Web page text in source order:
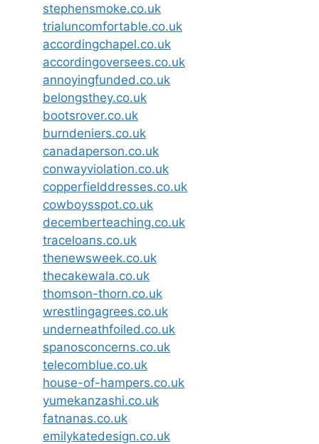
stephensmoke.co.uk
trialuncomfortable.co.uk
accordingchapel.co.uk
accordingoversees.co.uk
annoyingfunded.co.uk
belongsthey.co.uk
bootsrover.co.uk
burndeniers.co.uk
canadaperson.co.uk
conwayviolation.co.uk
copperfielddresses.co.uk
cowboysspot.co.uk
decemberteaching.co.uk
traceloans.co.uk
thenewsweek.co.uk
thecakewala.co.uk
thomson-thorn.co.uk
wrestlingagrees.co.uk
underneathfoiled.co.uk
spanosconcerns.co.uk
telecomblue.co.uk
house-of-hampers.co.uk
yumekanzashi.co.uk
fatnanas.co.uk
emilykatedesign.co.uk